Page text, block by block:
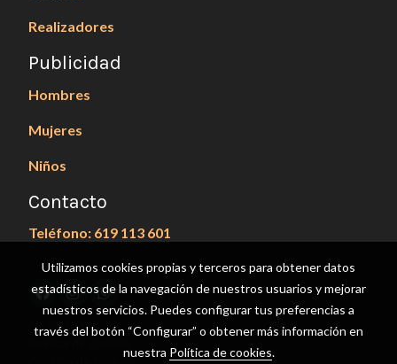
Realizadores
Publicidad
Hombres
Mujeres
Niños
Contacto
Teléfono: 619 113 601
Aviso legal
Utilizamos cookies propias y terceros para obtener datos
estadísticos de la navegación de nuestros usuarios y mejorar
nuestros servicios. Puedes configurar tus preferencias a
través del botón “Configurar” o obtener más información en
nuestra Política de cookies.